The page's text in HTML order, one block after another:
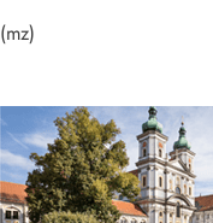
(mz)